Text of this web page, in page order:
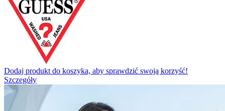
Dodaj produkt do koszyka, aby sprawdzić swoją korzyść!
Szczegóły